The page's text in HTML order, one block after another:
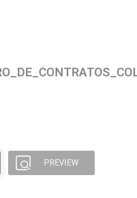
PREVIEW